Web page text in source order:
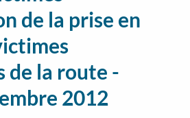
de la prise en
la route -
2012